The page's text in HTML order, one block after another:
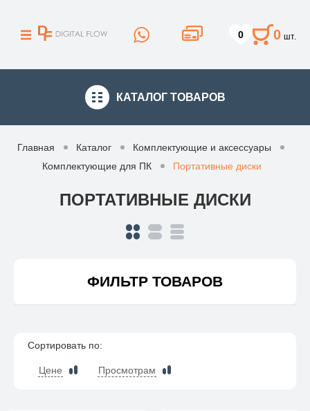
0 0 шт.
КАТАЛОГ ТОВАРОВ
Главная Каталог
Комплектующие и аксессуары
Комплектующие для ПК
Портативные диски
ПОРТАТИВНЫЕ ДИСКИ
ФИЛЬТР ТОВАРОВ
Сортировать по:
Цене Просмотрам